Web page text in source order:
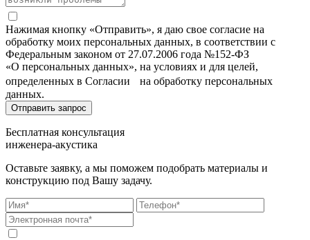
Нажимая кнопку «Отправить», я даю свое согласие на
обработку моих персональных данных, в соответствии с
Федеральным законом от 27.07.2006 года №152-ФЗ
«О персональных данных», на условиях и для целей,
определенных в Согласии на обработку персональных
данных.
Бесплатная консультация
инженера-акустика
Оставьте заявку, а мы поможем подобрать материалы и
конструкцию под Вашу задачу.